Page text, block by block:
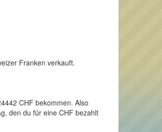
Franken verkauft.
CHF bekommen. Also
den du für eine CHF bezahlt